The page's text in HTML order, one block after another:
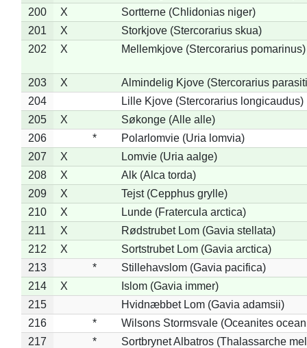
200
X
Sortterne (Chlidonias niger)
201
X
Storkjove (Stercorarius skua)
202
X Mellemkjove (Stercorarius pomarinus)
203 X
Almindelig Kjove (Stercorarius
204
Lille Kjove (Stercorarius longicaudus)
205
X
Søkonge (Alle alle)
206
*
Polarlomvie (Uria lomvia)
207
X
Lomvie (Uria aalge)
208
X
Alk (Alca torda)
209
X
Tejst (Cepphus grylle)
210
X
Lunde (Fratercula arctica)
211
X
Rødstrubet Lom (Gavia stellata)
212
X
Sortstrubet Lom (Gavia arctica)
213
*
Stillehavslom (Gavia pacifica)
214
X
Islom (Gavia immer)
215
Hvidnæbbet Lom (Gavia adamsii)
216
*
Wilsons Stormsvale (Oceanites
217
*
Sortbrynet Albatros (Thalassarche